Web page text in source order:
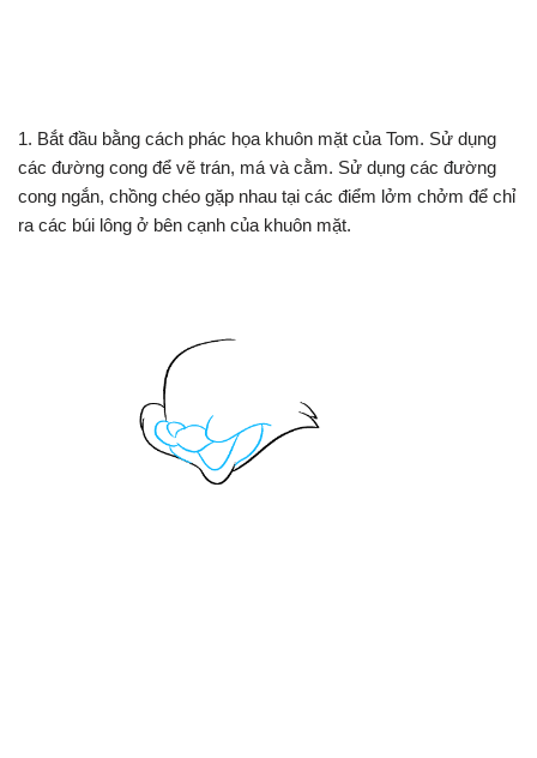
1. Bắt đầu bằng cách phác họa khuôn mặt của Tom. Sử dụng
các đường cong để vẽ trán, má và cằm. Sử dụng các đường
cong ngắn, chồng chéo gặp nhau tại các điểm lởm chởm để chỉ
ra các búi lông ở bên cạnh của khuôn mặt.